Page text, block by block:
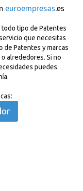
euroempresas.es
tipo de Patentes
que necesitas
de Patentes y marcas
alrededores. Si no
puedes